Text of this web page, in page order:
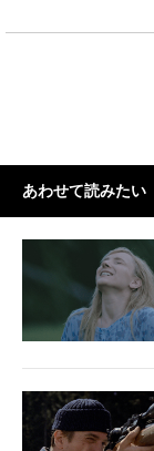
あわせて読みたい